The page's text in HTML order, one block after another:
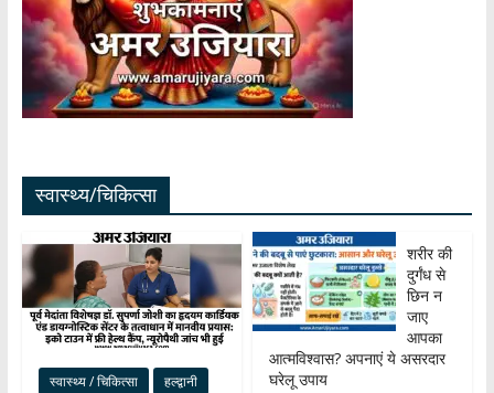
स्वास्थ्य/चिकित्सा
स्वास्थ्य / चिकित्सा हल्द्वानी
शरीर की
दुर्गंध से
छिन न
जाए
आपका
आत्मविश्वास? अपनाएं ये असरदार
घरेलू उपाय